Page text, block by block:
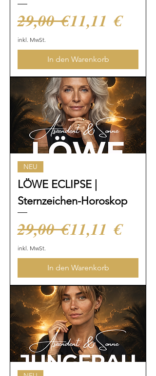
Standardpreis
29,00 €Sale-Preis
11,11 €
inkl. MwSt.
In den Warenkorb
NEU
LÖWE ECLIPSE |
Sternzeichen-Horoskop
Standardpreis
29,00 €Sale-Preis
11,11 €
inkl. MwSt.
In den Warenkorb